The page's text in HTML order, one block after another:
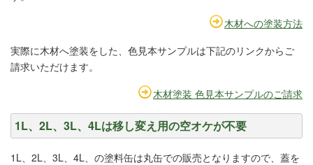
木材への塗装方法
実際に木材へ塗装をした、色見本サンプルは下記のリンクからご
請求いただけます。
木材塗装 色見本サンプルのご請求
1L、2L、3L、4Lは移し変え用の空オケが不要
1L、2L、3L、4L、の塗料缶は丸缶での販売となりますので、蓋を